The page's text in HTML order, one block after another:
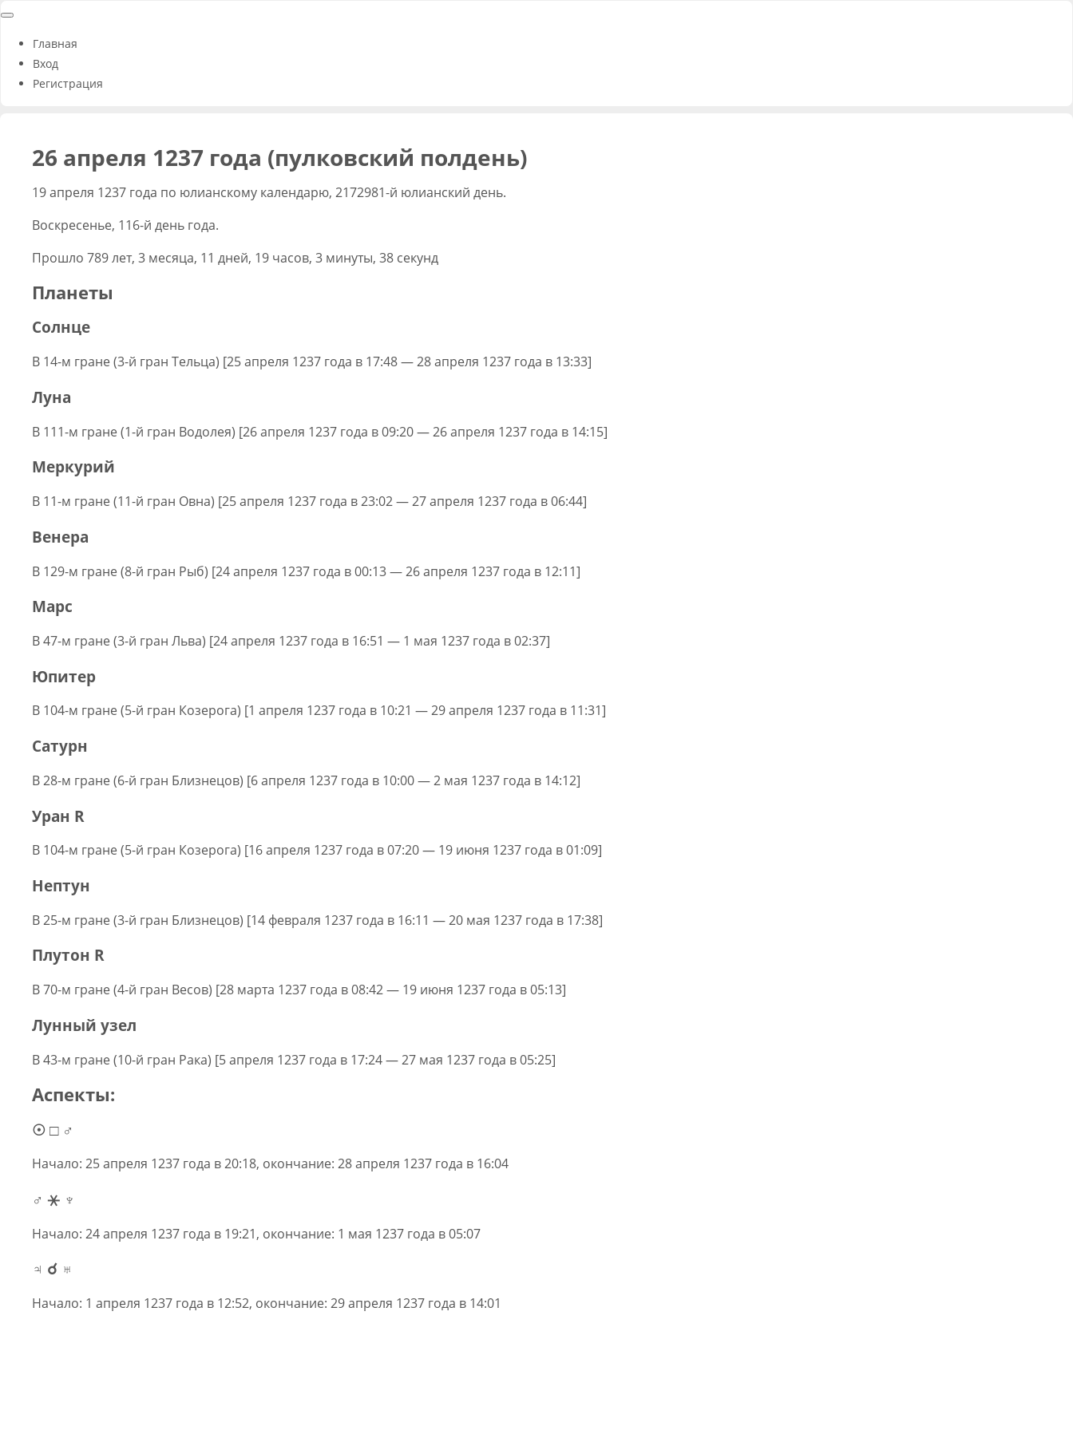
Главная
Вход
Регистрация
26 апреля 1237 года (пулковский полдень)
19 апреля 1237 года по юлианскому календарю, 2172981-й юлианский день.
Воскресенье, 116-й день года.
Прошло 789 лет, 3 месяца, 11 дней, 19 часов, 3 минуты, 38 секунд
Планеты
Солнце
В 14-м гране (3-й гран Тельца) [25 апреля 1237 года в 17:48 — 28 апреля 1237 года в 13:33]
Луна
В 111-м гране (1-й гран Водолея) [26 апреля 1237 года в 09:20 — 26 апреля 1237 года в 14:15]
Меркурий
В 11-м гране (11-й гран Овна) [25 апреля 1237 года в 23:02 — 27 апреля 1237 года в 06:44]
Венера
В 129-м гране (8-й гран Рыб) [24 апреля 1237 года в 00:13 — 26 апреля 1237 года в 12:11]
Марс
В 47-м гране (3-й гран Льва) [24 апреля 1237 года в 16:51 — 1 мая 1237 года в 02:37]
Юпитер
В 104-м гране (5-й гран Козерога) [1 апреля 1237 года в 10:21 — 29 апреля 1237 года в 11:31]
Сатурн
В 28-м гране (6-й гран Близнецов) [6 апреля 1237 года в 10:00 — 2 мая 1237 года в 14:12]
Уран R
В 104-м гране (5-й гран Козерога) [16 апреля 1237 года в 07:20 — 19 июня 1237 года в 01:09]
Нептун
В 25-м гране (3-й гран Близнецов) [14 февраля 1237 года в 16:11 — 20 мая 1237 года в 17:38]
Плутон R
В 70-м гране (4-й гран Весов) [28 марта 1237 года в 08:42 — 19 июня 1237 года в 05:13]
Лунный узел
В 43-м гране (10-й гран Рака) [5 апреля 1237 года в 17:24 — 27 мая 1237 года в 05:25]
Аспекты:
☉ □ ♂
Начало: 25 апреля 1237 года в 20:18, окончание: 28 апреля 1237 года в 16:04
♂ ⚹ ♆
Начало: 24 апреля 1237 года в 19:21, окончание: 1 мая 1237 года в 05:07
♃ ☌ ♅
Начало: 1 апреля 1237 года в 12:52, окончание: 29 апреля 1237 года в 14:01